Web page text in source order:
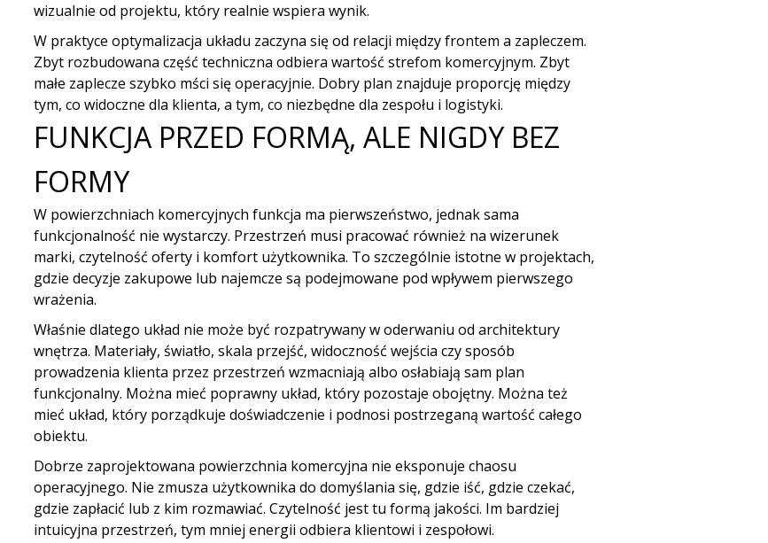
wizualnie od projektu, który realnie wspiera wynik.
W praktyce optymalizacja układu zaczyna się od relacji między frontem a zapleczem.
Zbyt rozbudowana część techniczna odbiera wartość strefom komercyjnym. Zbyt
małe zaplecze szybko mści się operacyjnie. Dobry plan znajduje proporcję między
tym, co widoczne dla klienta, a tym, co niezbędne dla zespołu i logistyki.
FUNKCJA PRZED FORMĄ, ALE NIGDY BEZ
FORMY
W powierzchniach komercyjnych funkcja ma pierwszeństwo, jednak sama
funkcjonalność nie wystarczy. Przestrzeń musi pracować również na wizerunek
marki, czytelność oferty i komfort użytkownika. To szczególnie istotne w projektach,
gdzie decyzje zakupowe lub najemcze są podejmowane pod wpływem pierwszego
wrażenia.
Właśnie dlatego układ nie może być rozpatrywany w oderwaniu od architektury
wnętrza. Materiały, światło, skala przejść, widoczność wejścia czy sposób
prowadzenia klienta przez przestrzeń wzmacniają albo osłabiają sam plan
funkcjonalny. Można mieć poprawny układ, który pozostaje obojętny. Można też
mieć układ, który porządkuje doświadczenie i podnosi postrzeganą wartość całego
obiektu.
Dobrze zaprojektowana powierzchnia komercyjna nie eksponuje chaosu
operacyjnego. Nie zmusza użytkownika do domyślania się, gdzie iść, gdzie czekać,
gdzie zapłacić lub z kim rozmawiać. Czytelność jest tu formą jakości. Im bardziej
intuicyjna przestrzeń, tym mniej energii odbiera klientowi i zespołowi.